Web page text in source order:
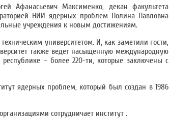
Афанасьевич Максименко, декан факультета
НИИ ядерных проблем Полина Павловна
учреждения к новым достижениям.
университетом. И, как заметили гости,
также ведет насыщенную международную
– более 220-ти, которые заключены с
ядерных проблем, который был создан в 1986
сотрудничает институт .